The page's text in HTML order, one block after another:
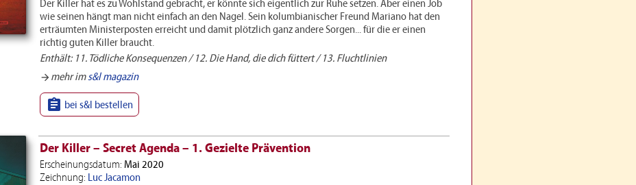
Der Killer hat es zu Wohlstand gebracht, er könnte sich eigentlich zur Ruhe setzen. Aber einen Job
wie seinen hängt man nicht einfach an den Nagel. Sein kolumbianischer Freund Mariano hat den
erträumten Ministerposten erreicht und damit plötzlich ganz andere Sorgen... für die er einen
richtig guten Killer braucht.
Enthält: 11. Tödliche Konsequenzen / 12. Die Hand, die dich füttert / 13. Fluchtlinien
arrow_forward mehr ims&l magazin
 bei s&l bestellen
Der Killer – Secret Agenda – 1. Gezielte Prävention
Erscheinungsdatum: Mai 2020
Zeichnung: Luc Jacamon